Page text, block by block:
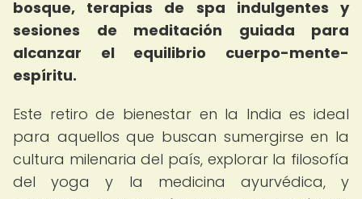
bosque, terapias de spa indulgentes y
sesiones de meditación guiada para
alcanzar el equilibrio cuerpo-mente-
espíritu.
Este retiro de bienestar en la India es ideal
para aquellos que buscan sumergirse en la
cultura milenaria del país, explorar la filosofía
del yoga y la medicina ayurvédica, y